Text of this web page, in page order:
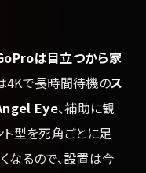
は目立つから家
4Kで長時間待機のス
Eye、補助に観
ト型を死角ごとに足
なるので、設置は今